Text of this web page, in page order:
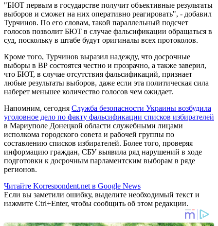
"БЮТ первым в государстве получит объективные результаты
выборов и сможет на них оперативно реагировать", - добавил
Турчинов. По его словам, такой параллельный подсчет
голосов позволит БЮТ в случае фальсификации обращаться в
суд, поскольку в штабе будут оригиналы всех протоколов.
Кроме того, Турчинов выразил надежду, что досрочные
выборы в ВР состоятся честно и прозрачно, а также заверил,
что БЮТ, в случае отсутствия фальсификаций, признает
любые результаты выборов, даже если эта политическая сила
наберет меньшее количество голосов чем ожидает.
Напомним, сегодня Служба безопасности Украины возбудила
уголовное дело по факту фальсификации списков избирателей
в Мариуполе Донецкой области служебными лицами
исполкома городского совета и рабочей группы по
составлению списков избирателей. Более того, проверяя
информацию граждан, СБУ выявила ряд нарушений в ходе
подготовки к досрочным парламентским выборам в ряде
регионов.
Читайте Korrespondent.net в Google News
Если вы заметили ошибку, выделите необходимый текст и
нажмите Ctrl+Enter, чтобы сообщить об этом редакции.